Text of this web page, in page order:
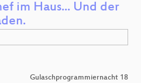
im Haus... Und der
Gulaschprogrammiernacht 18